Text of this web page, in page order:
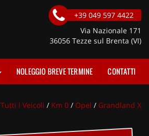
+39 049 597 4422
Via Nazionale 171
36056 Tezze sul Brenta (VI)
NOLEGGIO BREVE TERMINE CONTATTI
Tutti I Veicoli / Km 0 / Opel / Grandland X